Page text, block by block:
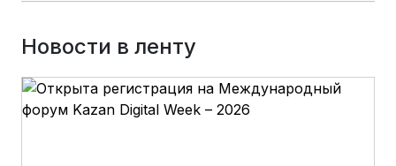
Новости в ленту